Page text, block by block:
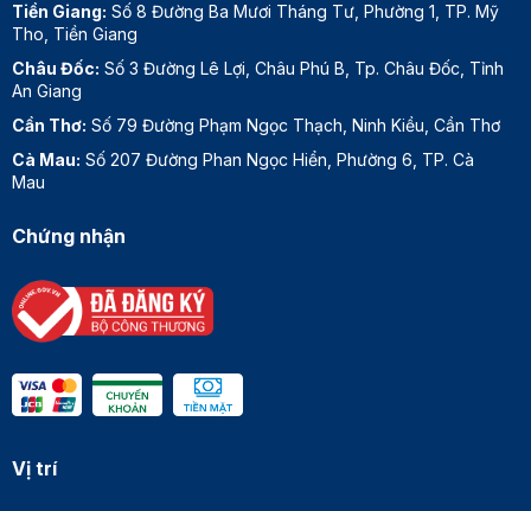
Tiền Giang: Số 8 Đường Ba Mươi Tháng Tư, Phường 1, TP. Mỹ
Tho, Tiền Giang
Châu Đốc: Số 3 Đường Lê Lợi, Châu Phú B, Tp. Châu Đốc, Tỉnh
An Giang
Cần Thơ: Số 79 Đường Phạm Ngọc Thạch, Ninh Kiều, Cần Thơ
Cà Mau: Số 207 Đường Phan Ngọc Hiển, Phường 6, TP. Cà
Mau
Chứng nhận
Vị trí